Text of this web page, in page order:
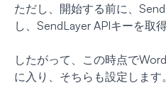
ただし、開始する前に、
し、SendLayer APIキーを取
したがって、この時点で
に入り、そちらも設定します。